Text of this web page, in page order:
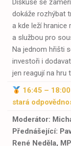
Diskuse se
dokáže rozhýbat
a kde leží hranice
a službou pro
Na jednom hřišti
investoři i
jen reagují na hru
16:45 – 18:00
stará
Moderátor:
Přednášející:
René Neděla,